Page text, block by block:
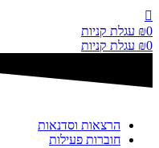
דלג
לתוכן
₪0
עגלת קניות
₪0 עגלת קניות
הרצאות וסדנאות
חוברות פעילות